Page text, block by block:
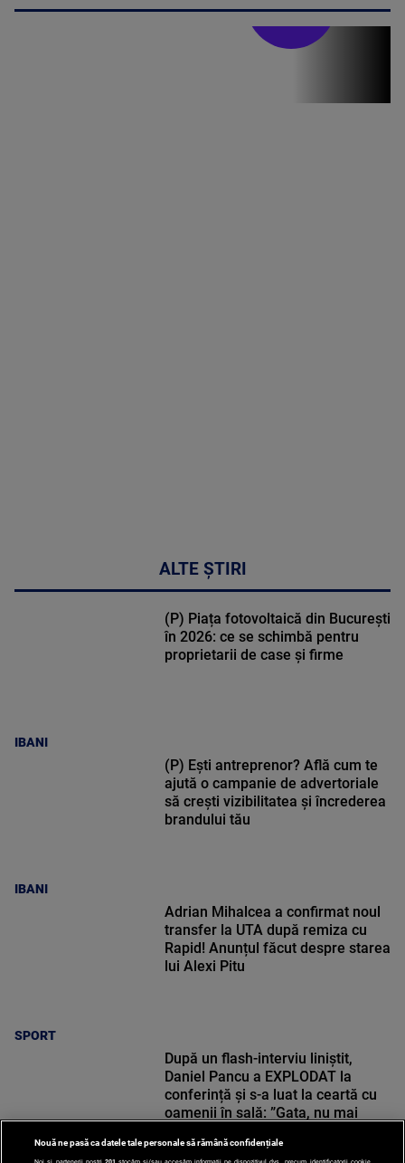
Stirile PRO TV
ALTE ȘTIRI
IBANI
(P) Piața fotovoltaică din București
în 2026: ce se schimbă pentru
proprietarii de case și firme
IBANI
(P) Ești antreprenor? Află cum te
ajută o campanie de advertoriale
să crești vizibilitatea și încrederea
brandului tău
SPORT
Adrian Mihalcea a confirmat noul
transfer la UTA după remiza cu
Rapid! Anunțul făcut despre starea
lui Alexi Pitu
După un flash-interviu liniștit,
Daniel Pancu a EXPLODAT la
conferință și s-a luat la ceartă cu
oamenii în sală: ”Gata, nu mai
Nouă ne pasă ca datele tale personale să rămână confidențiale
Noi și partenerii noștri 201 stocăm și/sau accesăm informații pe dispozitivul dvs., precum identificatorii cookie